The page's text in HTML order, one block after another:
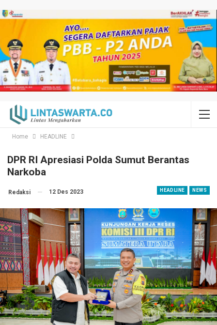
Home HEADLINE
DPR RI Apresiasi Polda Sumut Berantas
Narkoba
HEADLINE NEWS
Redaksi 12 Des 2023